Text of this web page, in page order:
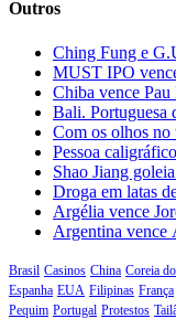
Outros
Ching Fung e
MUST IPO
Chiba vence Pau
Bali. Portuguesa
Com os olhos
Pessoa
Shao Jiang
Droga em latas
Argélia vence
Argentina vence
Brasil Casinos China Coreia
Espanha EUA Filipinas França
Pequim Portugal Protestos